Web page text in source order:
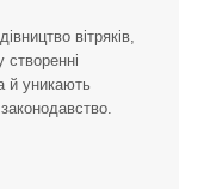
вітряків,
й уникають